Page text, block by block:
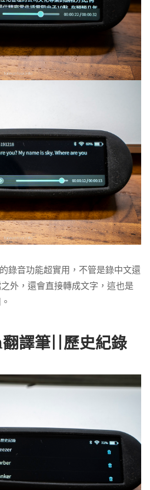
錄音功能超實用，不管是錄中文還
外，還會直接轉成文字，這也是
。
譯筆||歷史紀錄